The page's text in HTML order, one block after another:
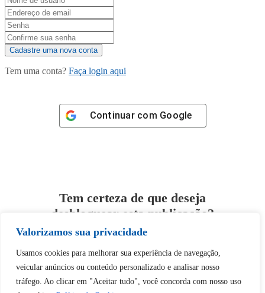
Valorizamos sua privacidade
Usamos cookies para melhorar sua experiência de navegação,
veicular anúncios ou conteúdo personalizado e analisar nosso
tráfego. Ao clicar em "Aceitar tudo", você concorda com nosso uso
Tem uma conta? Faça login aqui
Continuar com Google
Tem certeza de que deseja
desbloquear esta publicação?
Desbloquear esquerda : 0
Sim Não